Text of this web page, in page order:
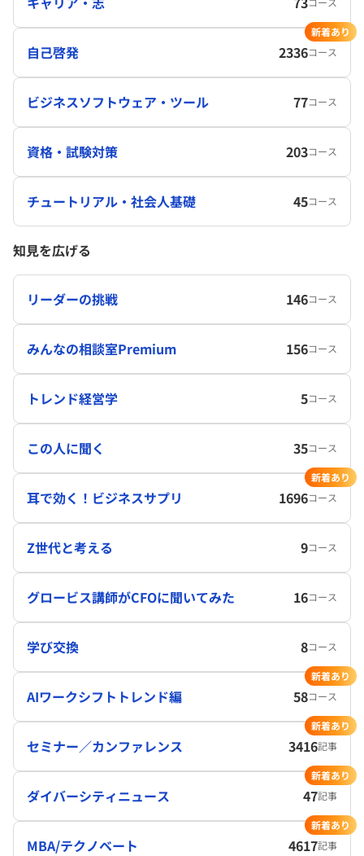
自己啓発 2336コース
新着あり
ビジネスソフトウェア・ツール 77コース
資格・試験対策 203コース
チュートリアル・社会人基礎 45コース
知見を広げる
リーダーの挑戦 146コース
みんなの相談室Premium 156コース
トレンド経営学 5コース
この人に聞く 35コース
耳で効く！ビジネスサプリ 1696コース
新着あり
Z世代と考える 9コース
グロービス講師がCFOに聞いてみた 16コース
学び交換 8コース
AIワークシフトトレンド編 58コース
新着あり
セミナー／カンファレンス 3416記事
新着あり
ダイバーシティニュース 47記事
新着あり
MBA/テクノベート 4617記事
新着あり